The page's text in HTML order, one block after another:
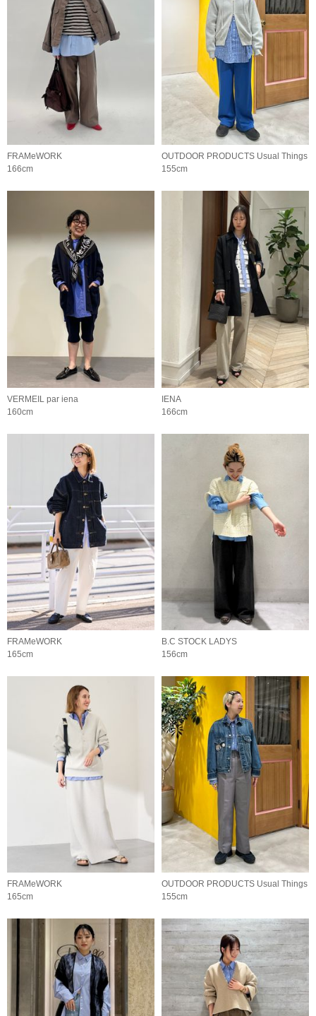
FRAMeWORK
166cm
OUTDOOR PRODUCTS Usual Things
155cm
VERMEIL par iena
160cm
IENA
166cm
FRAMeWORK
165cm
B.C STOCK LADYS
156cm
FRAMeWORK
165cm
OUTDOOR PRODUCTS Usual Things
155cm